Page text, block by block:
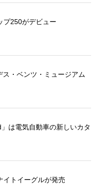
プ250がデビュー
・ベンツ・ミュージアム
は電気自動車の新しいカタ
イトイーグルが発売